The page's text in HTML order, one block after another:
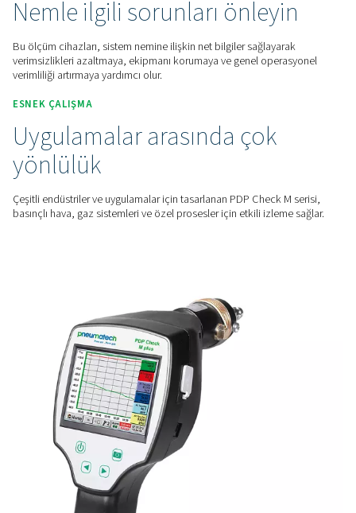
HASSAS BILGILER
Hassas çiylenme noktası
PDP Check M ve M Plus, hassas çiylenme noktası ölçümleri
kullanıcıların nem seviyelerini izlemelerine ve optimum
performansını korumalarına yardımcı olur.
GELIŞMIŞ VERIMLILIK
verimsizlikleri azaltmaya, ekipmanı korumaya ve genel
verimliliği artırmaya yardımcı olur.
ESNEK ÇALIŞMA
Uygulamalar arasında çok
yönlülük
Çeşitli endüstriler ve uygulamalar için tasarlanan PDP
basınçlı hava, gaz sistemleri ve özel prosesler için etkili